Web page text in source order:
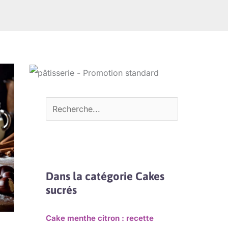
Dans la catégorie Cakes
sucrés
Cake menthe citron : recette